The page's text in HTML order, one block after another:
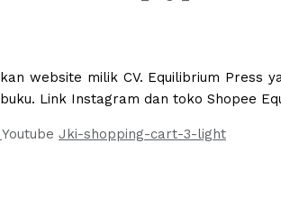
website milik CV. Equilibrium Press
Link Instagram dan toko Shopee
Youtube Jki-shopping-cart-3-light